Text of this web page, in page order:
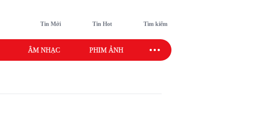
Tin Mới Tin Hot Tìm kiếm
ÂM NHẠC PHIM ẢNH SAO SPORT